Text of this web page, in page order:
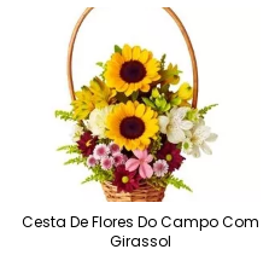
Cesta De Flores Do Campo Com
Girassol